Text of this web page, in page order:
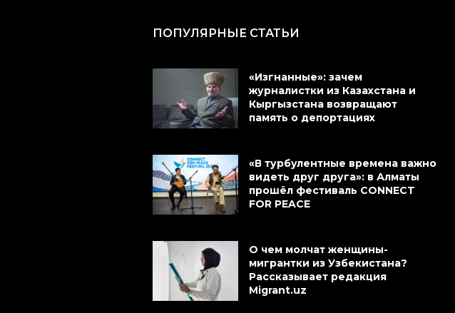
ПОПУЛЯРНЫЕ СТАТЬИ
«Изгнанные»: зачем
журналистки из Казахстана и
Кыргызстана возвращают
память о депортациях
«В турбулентные времена важно
видеть друг друга»: в Алматы
прошёл фестиваль CONNECT
FOR PEACE
О чем молчат женщины-
мигрантки из Узбекистана?
Рассказывает редакция
Migrant.uz